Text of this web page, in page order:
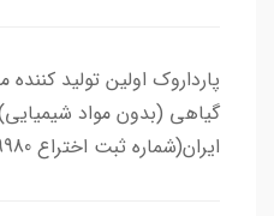
پارداروک اولین تولید
گیاهی (بدون مواد
ایران(شماره ثبت اختراع 49980)(کد ایزو 20773706)